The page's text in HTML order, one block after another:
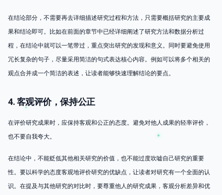
在结论部分，不需要再去详细描述研究过程和方法，只需要概括研究的主要成
果和结论即可。比如在前面的章节中已经详细阐述了研究方法和数据分析过
程，在结论中就可以一笔带过，重点突出研究的发现和意义。同时要避免使用
冗长复杂的句子，尽量采用简洁的句式表达核心内容。例如可以将多个相关的
观点合并成一个简洁的表述，让读者能够快速理解结论的要点。
4. 客观评价，保持公正
在评价研究成果时，应保持客观和公正的态度。避免对他人成果的轻率评价，
也不要自我夸大。
在结论中，不能贬低其他相关研究的价值，也不能过度吹嘘自己研究的重要
性。要以科学的态度客观地评价研究的优缺点，让读者对研究有一个全面的认
识。在提及与其他研究的对比时，要尊重他人的研究成果，客观分析差异和优